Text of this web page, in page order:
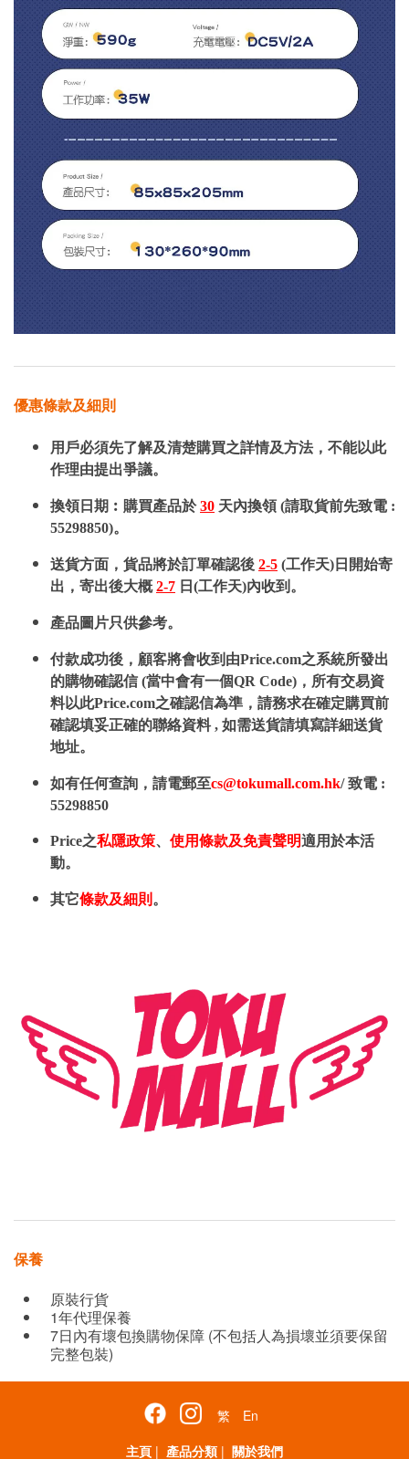
優惠條款及細則
用戶必須先了解及清楚購買之詳情及方法，不能以此
作理由提出爭議。
換領日期︰購買產品於30 天內換領 (請取貨前先致電 :
55298850)。
送貨方面，貨品將於訂單確認後 2-5 (工作天)日開始寄
出，寄出後大概2-7 日(工作天)內收到。
產品圖片只供參考。
付款成功後，顧客將會收到由Price.com之系統所發出
的購物確認信 (當中會有一個QR Code)，所有交易資
料以此Price.com之確認信為準，請務求在確定購買前
確認填妥正確的聯絡資料 , 如需送貨請填寫詳細送貨
地址。
如有任何查詢，請電郵至cs@tokumall.com.hk/ 致電 :
55298850
Price之私隱政策、 使用條款及免責聲明適用於本活
動。
其它條款及細則 。
保養
原裝行貨
1年代理保養
7日內有壞包換購物保障 (不包括人為損壞並須要保留
完整包裝)
繁
En
主頁 | 產品分類 | 關於我們